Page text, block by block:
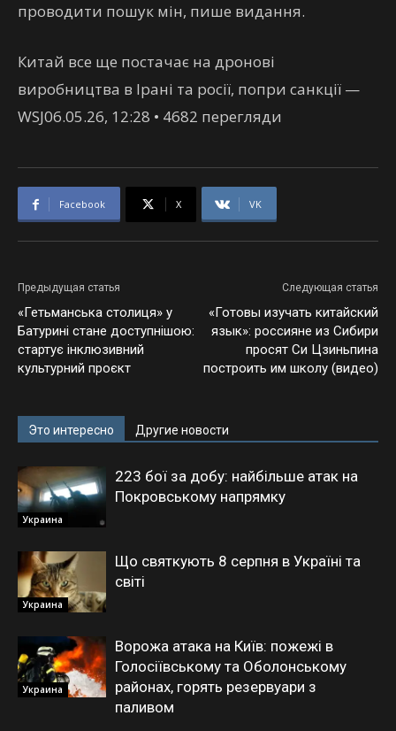
проводити пошук мін, пише видання.
Китай все ще постачає на дронові
виробництва в Ірані та росії, попри санкції —
WSJ06.05.26, 12:28 • 4682 перегляди
Facebook X VK
Предыдущая статья
«Гетьманська столиця» у
Батурині стане доступнішою:
стартує інклюзивний
культурний проєкт
Следующая статья
«Готовы изучать китайский
язык»: россияне из Сибири
просят Си Цзиньпина
построить им школу (видео)
Это интересно Другие новости
Украина
223 бої за добу: найбільше атак на
Покровському напрямку
Украина
Що святкують 8 серпня в Україні та
світі
Украина
Ворожа атака на Київ: пожежі в
Голосіївському та Оболонському
районах, горять резервуари з
паливом